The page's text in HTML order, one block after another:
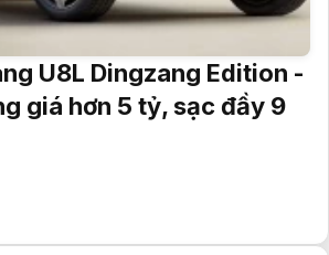
U8L Dingzang Edition -
giá hơn 5 tỷ, sạc đầy 9